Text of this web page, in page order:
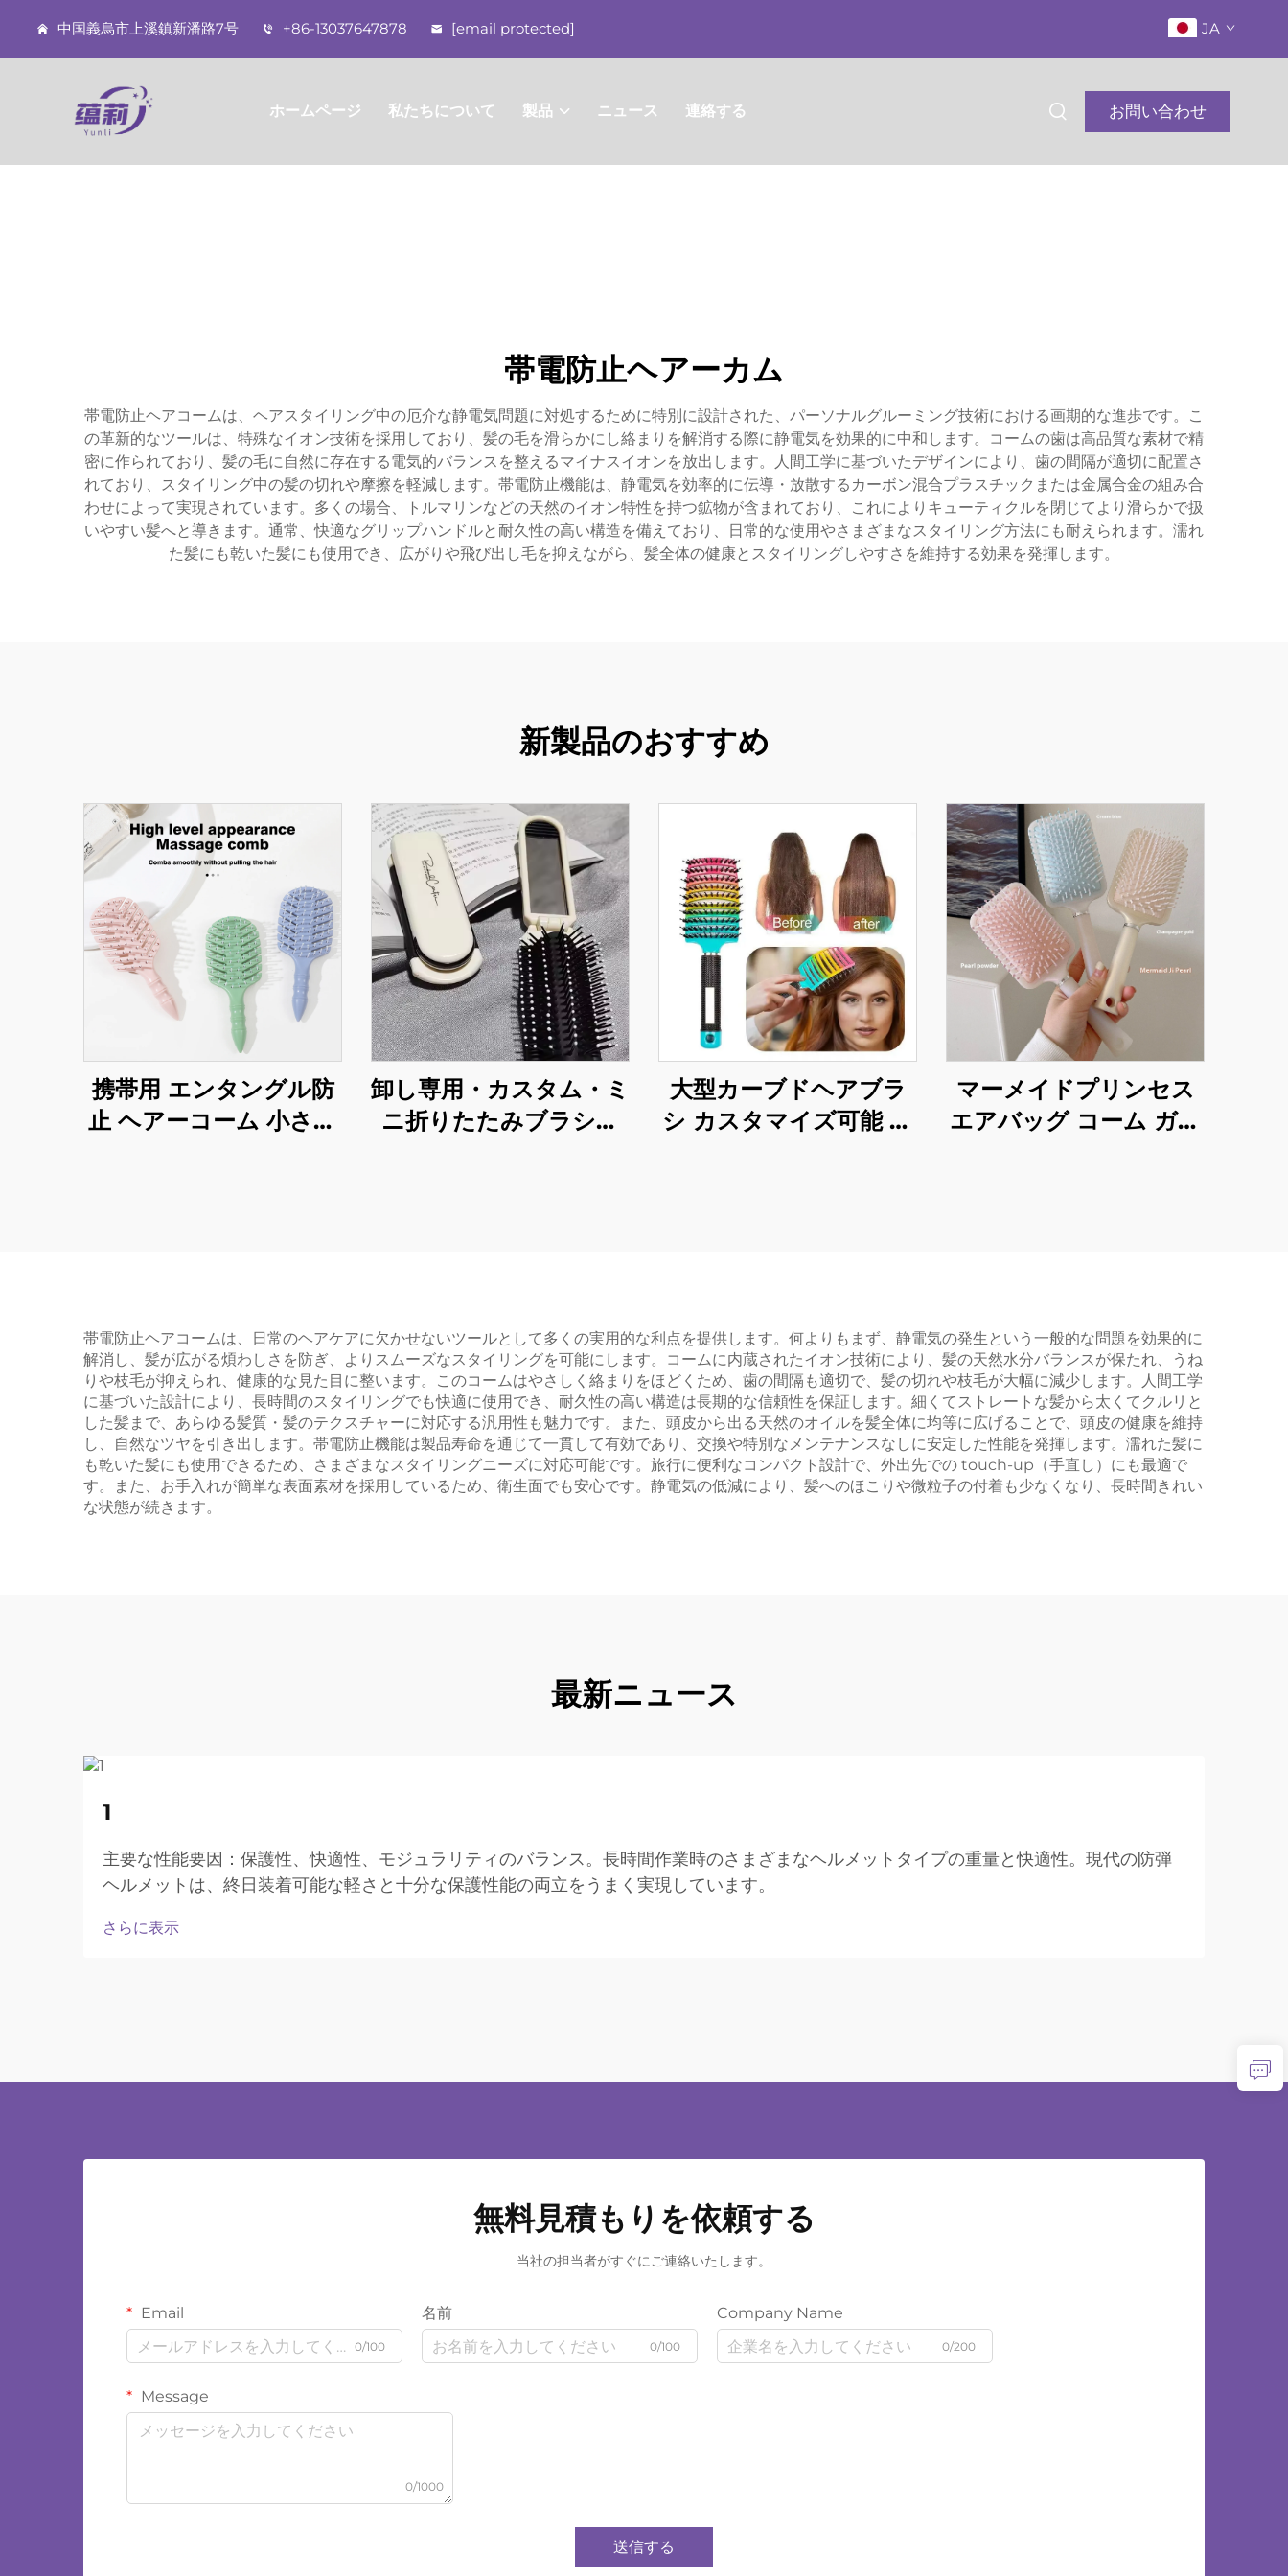
中国義烏市上溪鎮新潘路7号 +86-13037647878 [email protected] JA
ホームページ 私たちについて 製品 ニュース 連絡する お問い合わせ
帯電防止ヘアーカム
帯電防止ヘアコームは、ヘアスタイリング中の厄介な静電気問題に対処するために特別に設計された、パーソナルグルーミング技術における画期的な進歩です。こ
の革新的なツールは、特殊なイオン技術を採用しており、髪の毛を滑らかにし絡まりを解消する際に静電気を効果的に中和します。コームの歯は高品質な素材で精
密に作られており、髪の毛に自然に存在する電気的バランスを整えるマイナスイオンを放出します。人間工学に基づいたデザインにより、歯の間隔が適切に配置さ
れており、スタイリング中の髪の切れや摩擦を軽減します。帯電防止機能は、静電気を効率的に伝導・放散するカーボン混合プラスチックまたは金属合金の組み合
わせによって実現されています。多くの場合、トルマリンなどの天然のイオン特性を持つ鉱物が含まれており、これによりキューティクルを閉じてより滑らかで扱
いやすい髪へと導きます。通常、快適なグリップハンドルと耐久性の高い構造を備えており、日常的な使用やさまざまなスタイリング方法にも耐えられます。濡れ
た髪にも乾いた髪にも使用でき、広がりや飛び出し毛を抑えながら、髪全体の健康とスタイリングしやすさを維持する効果を発揮します。
新製品のおすすめ
携帯用 エンタングル防
止 ヘアーコーム 小さな
卸し専用・カスタム・ミ
ニ折りたたみブラシ・
大型カーブドヘアブラ
シ カスタマイズ可能 ハ
マーメイドプリンセス
エアバッグ コーム ガー
帯電防止ヘアコームは、日常のヘアケアに欠かせないツールとして多くの実用的な利点を提供します。何よりもまず、静電気の発生という一般的な問題を効果的に
解消し、髪が広がる煩わしさを防ぎ、よりスムーズなスタイリングを可能にします。コームに内蔵されたイオン技術により、髪の天然水分バランスが保たれ、うね
りや枝毛が抑えられ、健康的な見た目に整います。このコームはやさしく絡まりをほどくため、歯の間隔も適切で、髪の切れや枝毛が大幅に減少します。人間工学
に基づいた設計により、長時間のスタイリングでも快適に使用でき、耐久性の高い構造は長期的な信頼性を保証します。細くてストレートな髪から太くてクルリと
した髪まで、あらゆる髪質・髪のテクスチャーに対応する汎用性も魅力です。また、頭皮から出る天然のオイルを髪全体に均等に広げることで、頭皮の健康を維持
し、自然なツヤを引き出します。帯電防止機能は製品寿命を通じて一貫して有効であり、交換や特別なメンテナンスなしに安定した性能を発揮します。濡れた髪に
も乾いた髪にも使用できるため、さまざまなスタイリングニーズに対応可能です。旅行に便利なコンパクト設計で、外出先での touch-up（手直し）にも最適で
す。また、お手入れが簡単な表面素材を採用しているため、衛生面でも安心です。静電気の低減により、髪へのほこりや微粒子の付着も少なくなり、長時間きれい
な状態が続きます。
最新ニュース
1
主要な性能要因：保護性、快適性、モジュラリティのバランス。長時間作業時のさまざまなヘルメットタイプの重量と快適性。現代の防弾
ヘルメットは、終日装着可能な軽さと十分な保護性能の両立をうまく実現しています。
さらに表示
無料見積もりを依頼する
当社の担当者がすぐにご連絡いたします。
Email
0/100
名前
0/100
Company Name
0/200
Message
0/1000
送信する